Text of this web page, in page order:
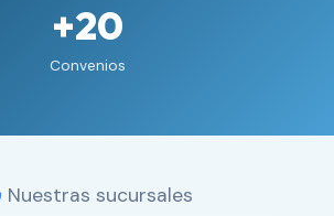
+20
Convenios
Nuestras sucursales